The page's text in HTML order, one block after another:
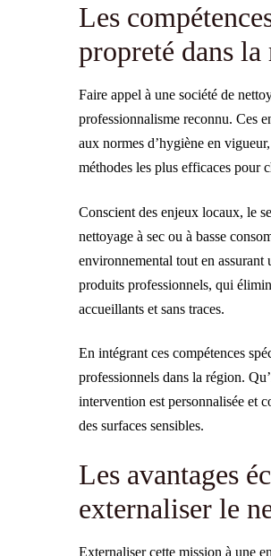
Les
propreté dans
Faire appel à une société de
professionnalisme reconnu. Ces
aux normes d’hygiène en
méthodes les plus efficaces pour
Conscient des enjeux locaux, le
nettoyage à sec ou à basse
environnemental tout en assurant
produits professionnels, qui
accueillants et sans traces.
En intégrant ces compétences
professionnels dans la région.
intervention est personnalisée et
des surfaces sensibles.
Les avantages
externaliser le
Externaliser cette mission à une